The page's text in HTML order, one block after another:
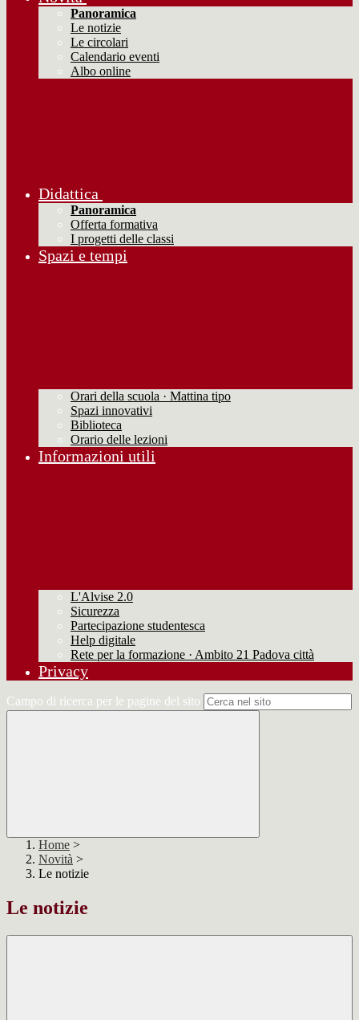
Panoramica
Le notizie
Le circolari
Calendario eventi
Albo online
Didattica
Panoramica
Offerta formativa
I progetti delle classi
Spazi e tempi
Orari della scuola · Mattina tipo
Spazi innovativi
Biblioteca
Orario delle lezioni
Informazioni utili
L'Alvise 2.0
Sicurezza
Partecipazione studentesca
Help digitale
Rete per la formazione · Ambito 21 Padova città
Privacy
Campo di ricerca per le pagine del sito
Home >
Novità >
Le notizie
Le notizie